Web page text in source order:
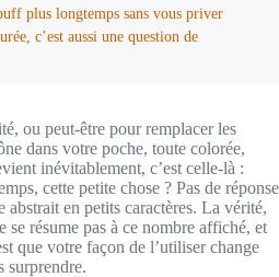
plus longtemps sans vous priver
c’est aussi une question de
ou peut-être pour remplacer les
dans votre poche, toute colorée,
inévitablement, c’est celle-là :
cette petite chose ? Pas de réponse
en petits caractères. La vérité,
se résume pas à ce nombre affiché, et
que votre façon de l’utiliser change
surprendre.